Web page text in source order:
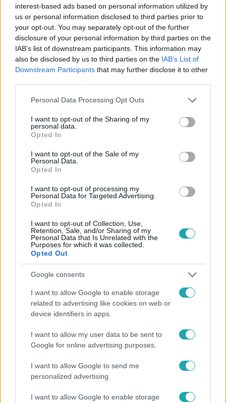
interest-based ads based on personal information utilized by
us or personal information disclosed to third parties prior to
your opt-out. You may separately opt-out of the further
disclosure of your personal information by third parties on the
IAB’s list of downstream participants. This information may
also be disclosed by us to third parties on the IAB’s List of
Downstream Participants that may further disclose it to other
Please note that this website/app uses one or more Google
not limited to your visit or usage behaviour. You may click to
grant or deny consent to Google and its third-party tags to
use your data for below specified purposes in below Google
consent section.
Personal Data Processing Opt Outs
I want to opt-out of the Sharing of my
personal data.
Opted In
I want to opt-out of the Sale of my
Personal Data.
Opted In
I want to opt-out of processing my
Personal Data for Targeted Advertising.
Opted In
I want to opt-out of Collection, Use,
Retention, Sale, and/or Sharing of my
Personal Data that Is Unrelated with the
Purposes for which it was collected.
Opted Out
Google consents
I want to allow Google to enable storage
related to advertising like cookies on web or
device identifiers in apps.
I want to allow my user data to be sent to
Google for online advertising purposes.
I want to allow Google to send me
personalized advertising.
I want to allow Google to enable storage
Kövess minket, és értesülj a friss hírekről a
ÁLLATVÉDŐ